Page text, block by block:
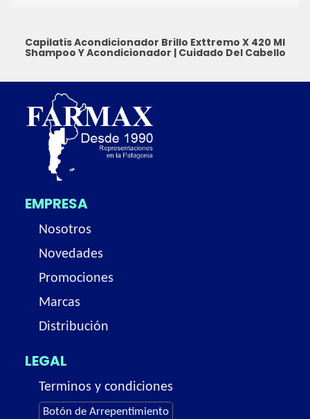
Capilatis Acondicionador Brillo Exttremo X 420 Ml
Shampoo Y Acondicionador | Cuidado Del Cabello
EMPRESA
Nosotros
Novedades
Promociones
Marcas
Distribución
LEGAL
Terminos y condiciones
Botón de Arrepentimiento